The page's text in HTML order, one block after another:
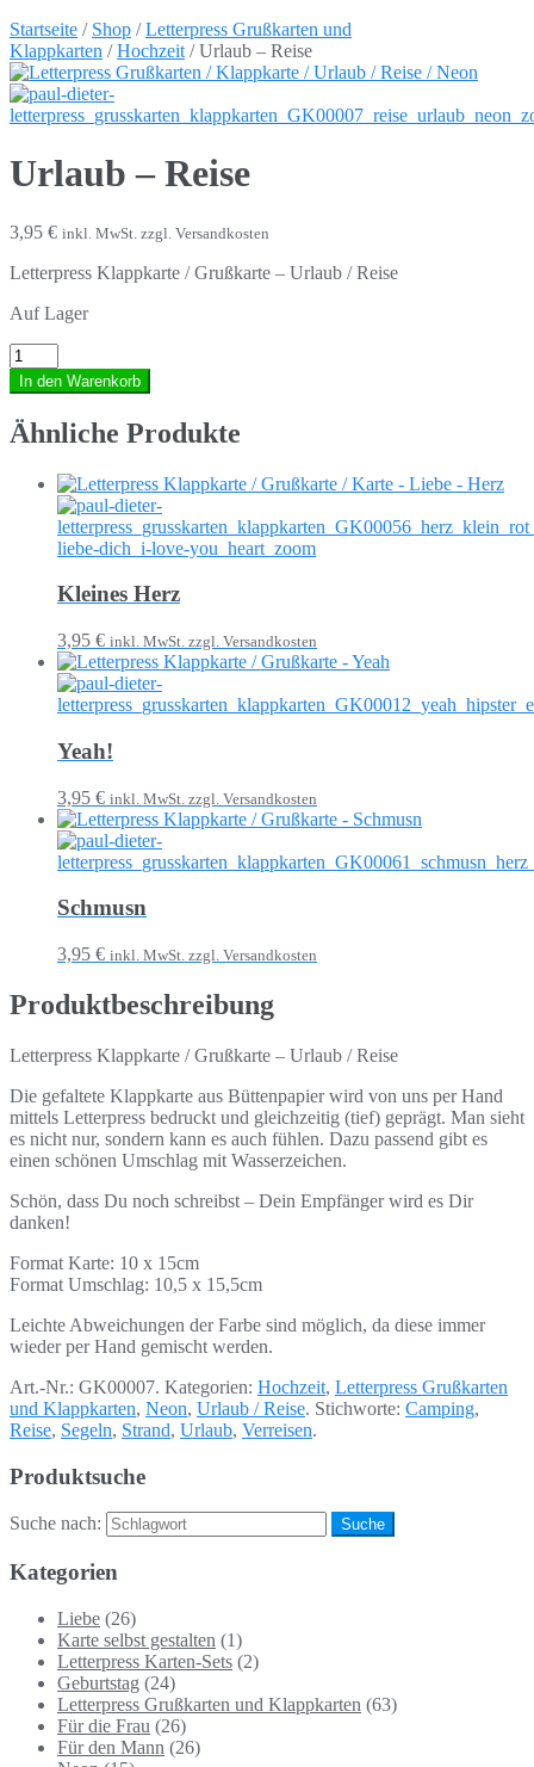
Startseite / Shop /Letterpress Grußkarten und
Klappkarten /Hochzeit / Urlaub – Reise
Urlaub – Reise
3,95 € inkl. MwSt. zzgl. Versandkosten
Letterpress Klappkarte / Grußkarte – Urlaub / Reise
Auf Lager
In den Warenkorb
Ähnliche Produkte
Kleines Herz
3,95 € inkl. MwSt. zzgl. Versandkosten
Yeah!
3,95 € inkl. MwSt. zzgl. Versandkosten
Schmusn
3,95 € inkl. MwSt. zzgl. Versandkosten
Produktbeschreibung
Letterpress Klappkarte / Grußkarte – Urlaub / Reise
Die gefaltete Klappkarte aus Büttenpapier wird von uns per Hand
mittels Letterpress bedruckt und gleichzeitig (tief) geprägt. Man sieht
es nicht nur, sondern kann es auch fühlen. Dazu passend gibt es
einen schönen Umschlag mit Wasserzeichen.
Schön, dass Du noch schreibst – Dein Empfänger wird es Dir
danken!
Format Karte: 10 x 15cm
Format Umschlag: 10,5 x 15,5cm
Leichte Abweichungen der Farbe sind möglich, da diese immer
wieder per Hand gemischt werden.
Art.-Nr.: GK00007. Kategorien: Hochzeit, Letterpress Grußkarten
und Klappkarten, Neon, Urlaub / Reise. Stichworte: Camping,
Reise, Segeln, Strand, Urlaub, Verreisen.
Produktsuche
Suche nach:
Kategorien
Liebe (26)
Karte selbst gestalten (1)
Letterpress Karten-Sets (2)
Geburtstag (24)
Letterpress Grußkarten und Klappkarten (63)
Für die Frau (26)
Für den Mann (26)